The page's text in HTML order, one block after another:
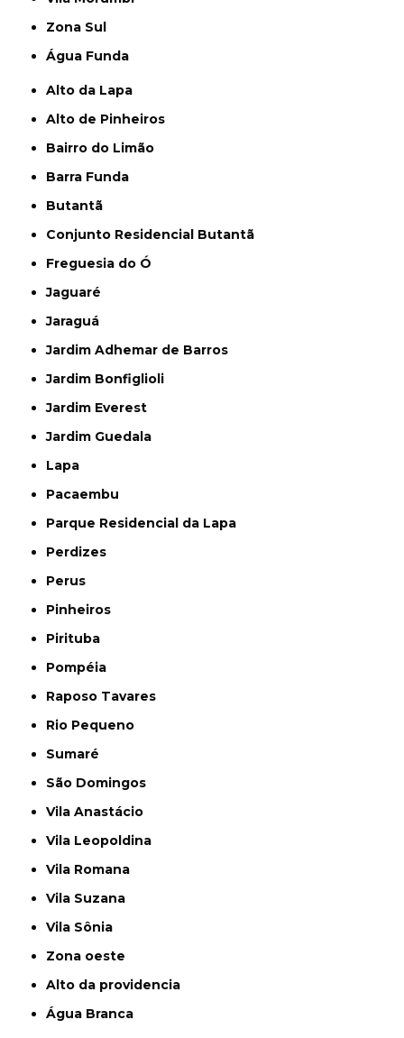
Zona Sul
Água Funda
Alto da Lapa
Alto de Pinheiros
Bairro do Limão
Barra Funda
Butantã
Conjunto Residencial Butantã
Freguesia do Ó
Jaguaré
Jaraguá
Jardim Adhemar de Barros
Jardim Bonfiglioli
Jardim Everest
Jardim Guedala
Lapa
Pacaembu
Parque Residencial da Lapa
Perdizes
Perus
Pinheiros
Pirituba
Pompéia
Raposo Tavares
Rio Pequeno
Sumaré
São Domingos
Vila Anastácio
Vila Leopoldina
Vila Romana
Vila Suzana
Vila Sônia
Zona oeste
alto da providencia
Água Branca